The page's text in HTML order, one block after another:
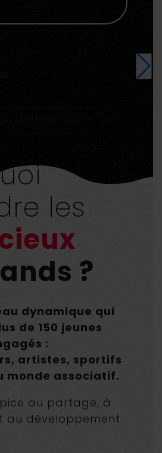
les
?
dynamique qui
de 150 jeunes
:
artistes, sportifs
monde associatif.
au partage, à
au développement